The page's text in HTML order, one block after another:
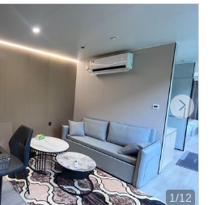
續假期入住)
湯券⭐
券數。
入池，詳細規範依現場為主。
之訂單無贈送。
號】
1/12